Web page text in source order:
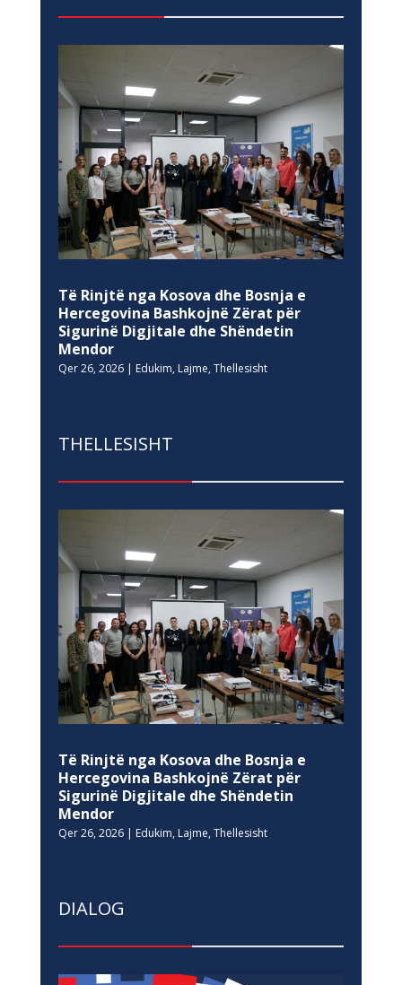
Të Rinjtë nga Kosova dhe Bosnja e
Hercegovina Bashkojnë Zërat për
Sigurinë Digjitale dhe Shëndetin
Mendor
Qer 26, 2026| Edukim, Lajme, Thellesisht
THELLESISHT
Të Rinjtë nga Kosova dhe Bosnja e
Hercegovina Bashkojnë Zërat për
Sigurinë Digjitale dhe Shëndetin
Mendor
Qer 26, 2026| Edukim, Lajme, Thellesisht
DIALOG